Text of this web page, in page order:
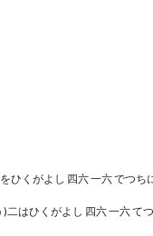
ひくがよし 四六 一六 でつち
はひくがよし 四六 一六 て